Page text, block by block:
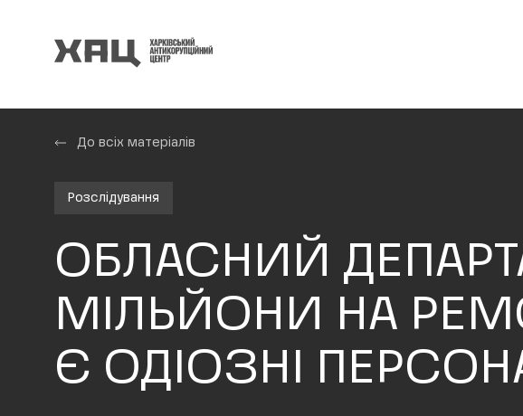
До всіх матеріалів
Розслідування
ОБЛАСНИЙ
МІЛЬЙОНИ НА
Є ОДІОЗНІ